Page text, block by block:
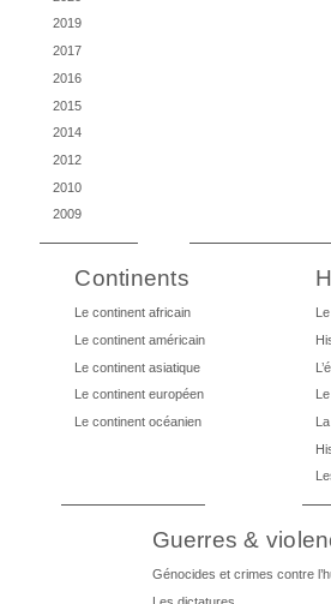
2019
2017
2016
2015
2014
2012
2010
2009
Continents
Le continent africain
Le continent américain
Le continent asiatique
Le continent européen
Le continent océanien
Guerres &
Génocides et crimes contre